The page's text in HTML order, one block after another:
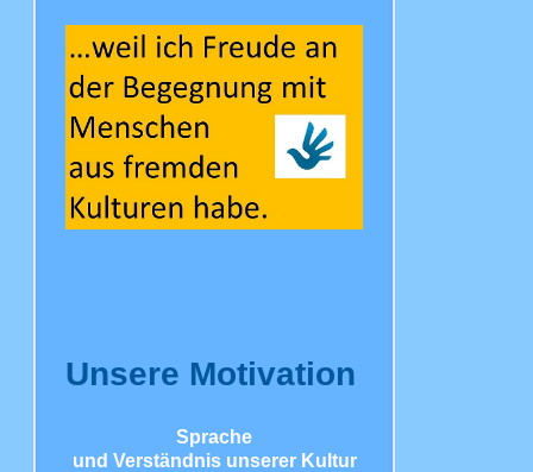
Unsere Motivation
Sprache
und Verständnis unserer Kultur